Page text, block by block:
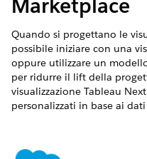
Marketplace
Quando si progettano le
possibile iniziare con una
oppure utilizzare un
per ridurre il lift della
visualizzazione Tableau
personalizzati in base ai